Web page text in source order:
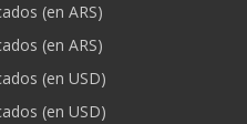
(en ARS)
(en ARS)
(en USD)
(en USD)